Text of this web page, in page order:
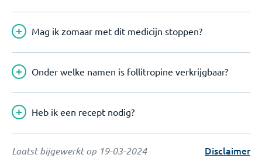
Mag ik zomaar met dit medicijn stoppen?
Onder welke namen is follitropine verkrijgbaar?
Heb ik een recept nodig?
Laatst bijgewerkt op 19-03-2024 Disclaimer